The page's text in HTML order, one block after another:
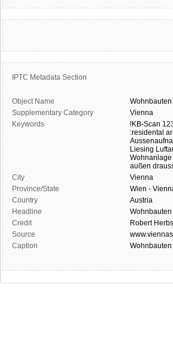
IPTC Metadata Section
Object Name Wohnbauten
Supplementary Category
Vienna
Keywords
!KB-Scan
:residental
Liesing
Wohnanlage
außen
City
Vienna
Province/State
Wien -
Country
Austria
Headline
Wohnbauten
Credit
Robert
Source
Caption
Wohnbauten